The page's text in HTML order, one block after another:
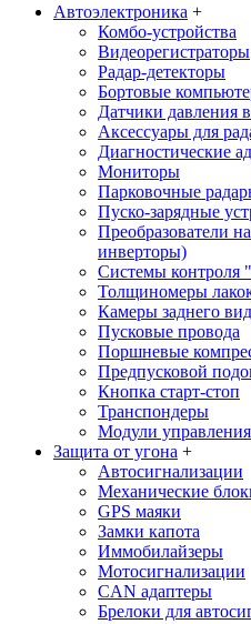
Автоэлектроника +
Комбо-устройства
Видеорегистраторы
Радар-детекторы
Бортовые
Датчики давления
Аксессуары для
Диагностические
Мониторы
Парковочные
Пуско-зарядные
Преобразователи
инверторы)
Системы контроля
Толщиномеры
Камеры заднего
Пусковые провода
Поршневые
Предпусковой
Кнопка старт-стоп
Транспондеры
Модули управления
Защита от угона +
Автосигнализации
Механические
GPS маяки
Замки капота
Иммобилайзеры
Мотосигнализации
CAN адаптеры
Брелоки для